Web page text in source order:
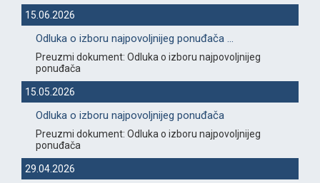
15.06.2026
Odluka o izboru najpovoljnijeg ponuđača ...
Preuzmi dokument: Odluka o izboru najpovoljnijeg
ponuđača
15.05.2026
Odluka o izboru najpovoljnijeg ponuđača
Preuzmi dokument: Odluka o izboru najpovoljnijeg
ponuđača
29.04.2026